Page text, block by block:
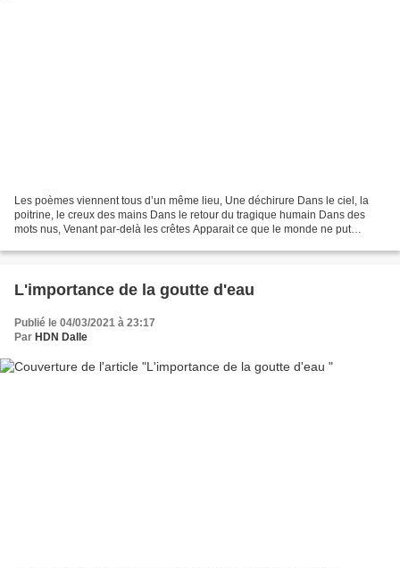
Les poèmes viennent tous d’un même lieu, Une déchirure Dans le ciel, la
poitrine, le creux des mains Dans le retour du tragique humain Dans des
mots nus, Venant par-delà les crêtes Apparait ce que le monde ne put
L'importance de la goutte d'eau
Publié le 04/03/2021 à 23:17
Par HDN Dalle